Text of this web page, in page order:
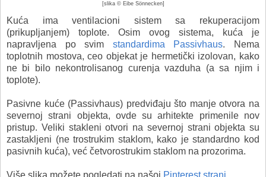
[slika © Eibe Sönnecken]
Kuća ima ventilacioni sistem sa rekuperacijom
(prikupljanjem) toplote. Osim ovog sistema, kuća je
napravljena po svim standardima Passivhaus. Nema
toplotnih mostova, ceo objekat je hermetički izolovan, kako
ne bi bilo nekontrolisanog curenja vazduha (a sa njim i
toplote).
Pasivne kuće (Passivhaus) predviđaju što manje otvora na
severnoj strani objekta, ovde su arhitekte primenile nov
pristup. Veliki stakleni otvori na severnoj strani objekta su
zastakljeni (ne trostrukim staklom, kako je standardno kod
pasivnih kuća), već četvorostrukim staklom na prozorima.
Više slika možete pogledati na našoj Pinterest strani